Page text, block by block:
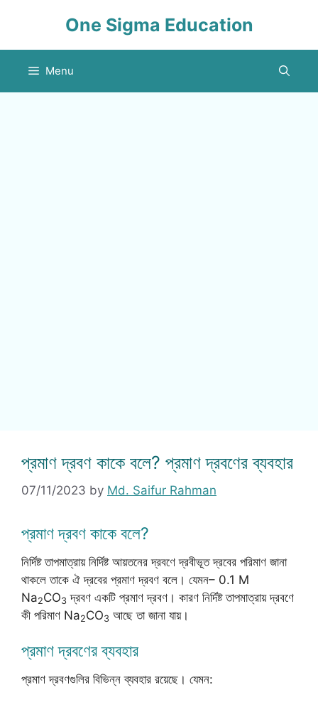
One Sigma Education
Menu
প্রমাণ দ্রবণ কাকে বলে? প্রমাণ দ্রবণের ব্যবহার
07/11/2023 by Md. Saifur Rahman
প্রমাণ দ্রবণ কাকে বলে?
নির্দিষ্ট তাপমাত্রায় নির্দিষ্ট আয়তনের দ্রবণে দ্রবীভূত দ্রবের পরিমাণ জানা
থাকলে তাকে ঐ দ্রবের প্রমাণ দ্রবণ বলে। যেমন– 0.1 M
Na2CO3 দ্রবণ একটি প্রমাণ দ্রবণ। কারণ নির্দিষ্ট তাপমাত্রায় দ্রবণে
কী পরিমাণ Na2CO3 আছে তা জানা যায়।
প্রমাণ দ্রবণের ব্যবহার
প্রমাণ দ্রবণগুলির বিভিন্ন ব্যবহার রয়েছে। যেমন: